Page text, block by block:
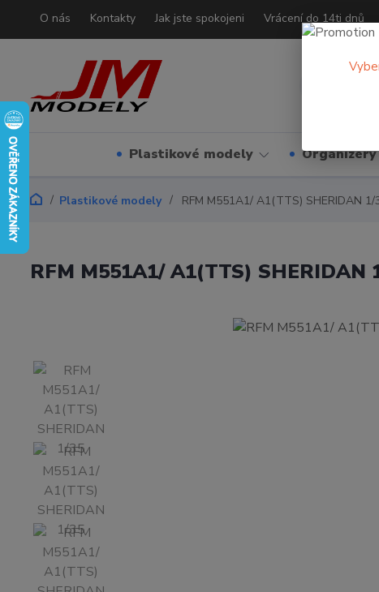
O nás Kontakty Jak jste spokojeni Vrácení do 14ti dnů
Plastikové modely Organizéry
Plastikové modely RFM M551A1/ A1(TTS) SHERIDAN 1/
RFM M551A1/ A1(TTS) SHERIDAN